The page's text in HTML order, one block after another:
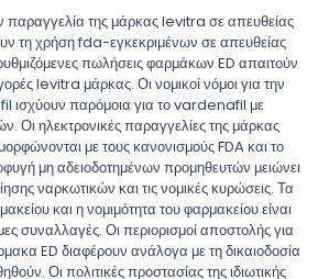
παραγγελία της μάρκας levitra σε απευθείας
τη χρήση fda-εγκεκριμένων σε απευθείας
πωλήσεις φαρμάκων ED απαιτούν
levitra μάρκας. Οι νομικοί νόμοι για την
ισχύουν παρόμοια για το vardenafil με
Οι ηλεκτρονικές παραγγελίες της μάρκας
με τους κανονισμούς FDA και το
μη αδειοδοτημένων προμηθευτών μειώνει
ναρκωτικών και τις νομικές κυρώσεις. Τα
και η νομιμότητα του φαρμακείου είναι
συναλλαγές. Οι περιορισμοί αποστολής για
ED διαφέρουν ανάλογα με τη δικαιοδοσία
Οι πολιτικές προστασίας της ιδιωτικής